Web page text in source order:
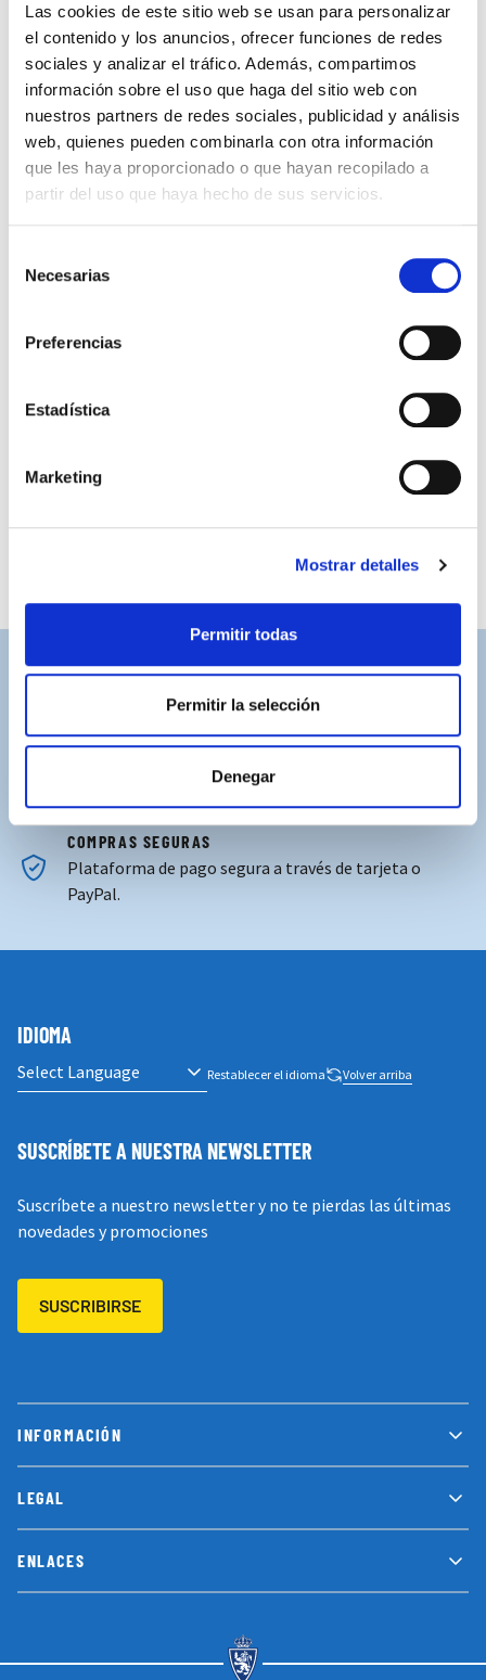
Las cookies de este sitio web se usan para personalizar
el contenido y los anuncios, ofrecer funciones de redes
sociales y analizar el tráfico. Además, compartimos
información sobre el uso que haga del sitio web con
nuestros partners de redes sociales, publicidad y análisis
web, quienes pueden combinarla con otra información
que les haya proporcionado o que hayan recopilado a
partir del uso que haya hecho de sus servicios.
Necesarias
Preferencias
Estadística
Marketing
Mostrar detalles
Permitir todas
Permitir la selección
Denegar
SUDADERA CASUAL GOLDEN
INFANTIL
31,49 €
PIJAMA VERANO NIÑO HIMNO 34,95 €
-30%
Contacta con nosotros para solucionar cualquier duda.
Por compras superiores a 100€ (España peninsular)
COMPRAS SEGURAS
Plataforma de pago segura a través de tarjeta o
PayPal.
INFORMACIÓN
LEGAL
ENLACES
IDIOMA
Restablecer el idioma Volver arriba
SUSCRÍBETE A NUESTRA NEWSLETTER
Suscríbete a nuestro newsletter y no te pierdas las últimas
novedades y promociones
SUSCRIBIRSE